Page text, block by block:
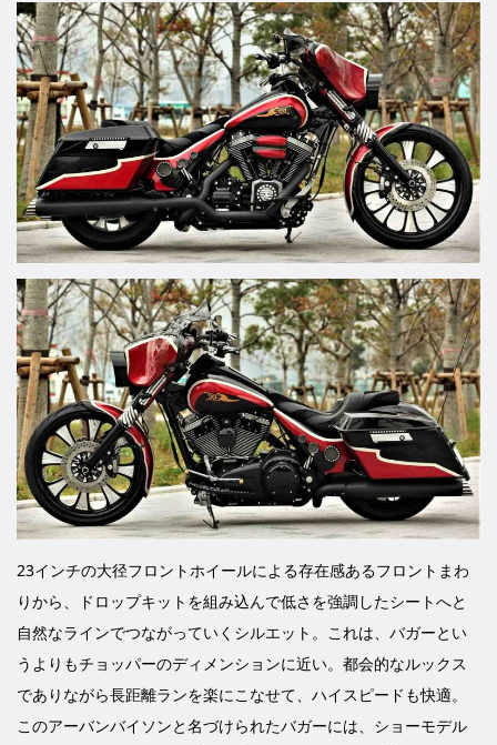
23インチの大径フロントホイールによる存在感あるフロントまわ
りから、ドロップキットを組み込んで低さを強調したシートへと
自然なラインでつながっていくシルエット。これは、バガーとい
うよりもチョッパーのディメンションに近い。都会的なルックス
でありながら長距離ランを楽にこなせて、ハイスピードも快適。
このアーバンバイソンと名づけられたバガーには、ショーモデル